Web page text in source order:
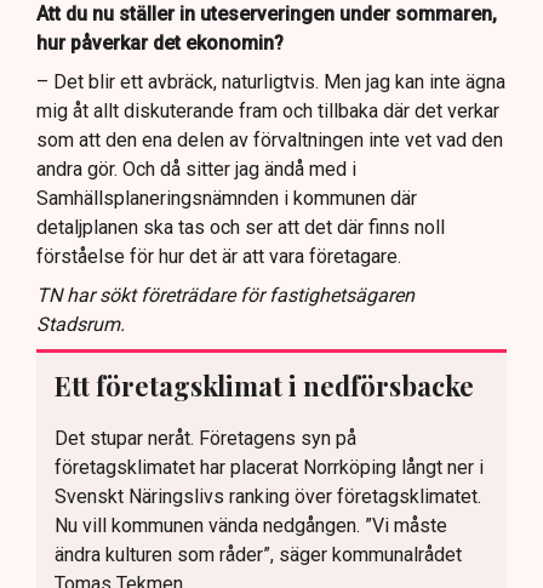
Att du nu ställer in uteserveringen under sommaren,
hur påverkar det ekonomin?
– Det blir ett avbräck, naturligtvis. Men jag kan inte ägna
mig åt allt diskuterande fram och tillbaka där det verkar
som att den ena delen av förvaltningen inte vet vad den
andra gör. Och då sitter jag ändå med i
Samhällsplaneringsnämnden i kommunen där
detaljplanen ska tas och ser att det där finns noll
förståelse för hur det är att vara företagare.
TN har sökt företrädare för fastighetsägaren
Stadsrum.
Ett företagsklimat i nedförsbacke
Det stupar neråt. Företagens syn på
företagsklimatet har placerat Norrköping långt ner i
Svenskt Näringslivs ranking över företagsklimatet.
Nu vill kommunen vända nedgången. ”Vi måste
ändra kulturen som råder”, säger kommunalrådet